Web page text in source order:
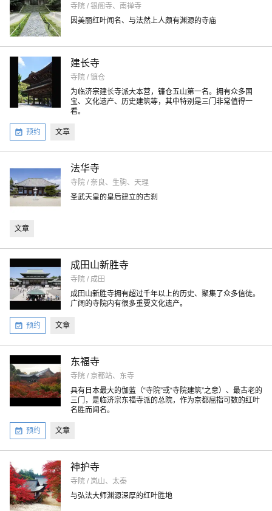
寺院 / 银阁寺、南禅寺
因美丽红叶闻名、与法然上人颇有渊源的寺庙
建长寺
寺院 / 镰仓
为临济宗建长寺派大本营，镰仓五山第一名。拥有众多国
宝、文化遗产、历史建筑等，其中特别是三门非常值得一
看。
预约 文章
法华寺
寺院 / 奈良、生驹、天理
圣武天皇的皇后建立的古刹
文章
成田山新胜寺
寺院 / 成田
成田山新胜寺拥有超过千年以上的历史、聚集了众多信徒。
广阔的寺院内有很多重要文化遗产。
预约 文章
东福寺
寺院 / 京都站、东寺
具有日本最大的伽蓝（“寺院”或“寺院建筑”之意）、最古老的
三门，是临济宗东福寺派的总院，作为京都屈指可数的红叶
名胜而闻名。
预约 文章
神护寺
寺院 / 岚山、太秦
与弘法大师渊源深厚的红叶胜地